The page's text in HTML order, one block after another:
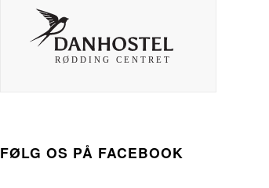
FØLG OS PÅ FACEBOOK